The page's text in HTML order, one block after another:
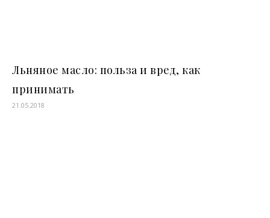
Льняное масло: польза и вред, как
принимать
21.05.2018